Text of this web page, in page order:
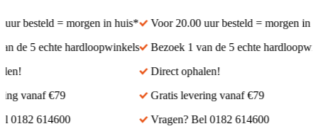
besteld = morgen in huis*
de 5 echte hardloopwinkels
vanaf €79
614600
Voor 20.00 uur besteld = morgen in
Bezoek 1 van de 5 echte
Direct ophalen!
Gratis levering vanaf €79
Vragen? Bel 0182 614600